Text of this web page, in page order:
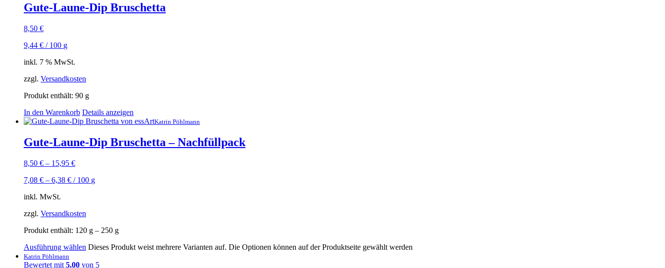
Gute-Laune-Dip Bruschetta
8,50 €
9,44 € / 100 g
inkl. 7 % MwSt.
zzgl. Versandkosten
Produkt enthält: 90 g
In den Warenkorb Details anzeigen
Katrin Pöhlmann
Gute-Laune-Dip Bruschetta – Nachfüllpack
8,50 € – 15,95 €
7,08 € – 6,38 € / 100 g
inkl. MwSt.
zzgl. Versandkosten
Produkt enthält: 120 g – 250 g
Ausführung wählen Dieses Produkt weist mehrere Varianten auf. Die Optionen können auf der Produktseite gewählt werden
Katrin Pöhlmann
Bewertet mit 5.00 von 5